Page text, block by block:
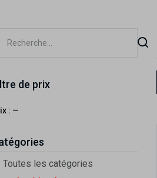
de prix
: —
Toutes les catégories